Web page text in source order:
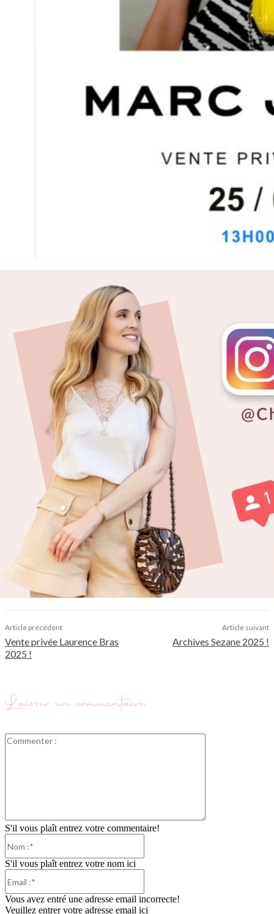
Article précédent
Vente privée Laurence Bras
2025 !
Article suivant
Archives Sezane 2025 !
Laisser un commentaire
S'il vous plaît entrez votre commentaire!
S'il vous plaît entrez votre nom ici
Vous avez entré une adresse email incorrecte!
Veuillez entrer votre adresse email ici